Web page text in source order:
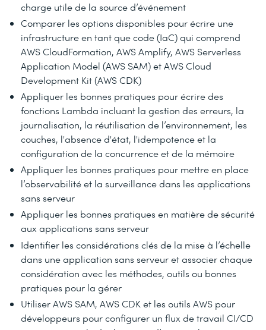
charge utile de la source d’événement
Comparer les options disponibles pour écrire une
infrastructure en tant que code (IaC) qui comprend
AWS CloudFormation, AWS Amplify, AWS Serverless
Application Model (AWS SAM) et AWS Cloud
Development Kit (AWS CDK)
Appliquer les bonnes pratiques pour écrire des
fonctions Lambda incluant la gestion des erreurs, la
journalisation, la réutilisation de l’environnement, les
couches, l'absence d'état, l'idempotence et la
configuration de la concurrence et de la mémoire
Appliquer les bonnes pratiques pour mettre en place
l’observabilité et la surveillance dans les applications
sans serveur
Appliquer les bonnes pratiques en matière de sécurité
aux applications sans serveur
Identifier les considérations clés de la mise à l’échelle
dans une application sans serveur et associer chaque
considération avec les méthodes, outils ou bonnes
pratiques pour la gérer
Utiliser AWS SAM, AWS CDK et les outils AWS pour
développeurs pour configurer un flux de travail CI/CD